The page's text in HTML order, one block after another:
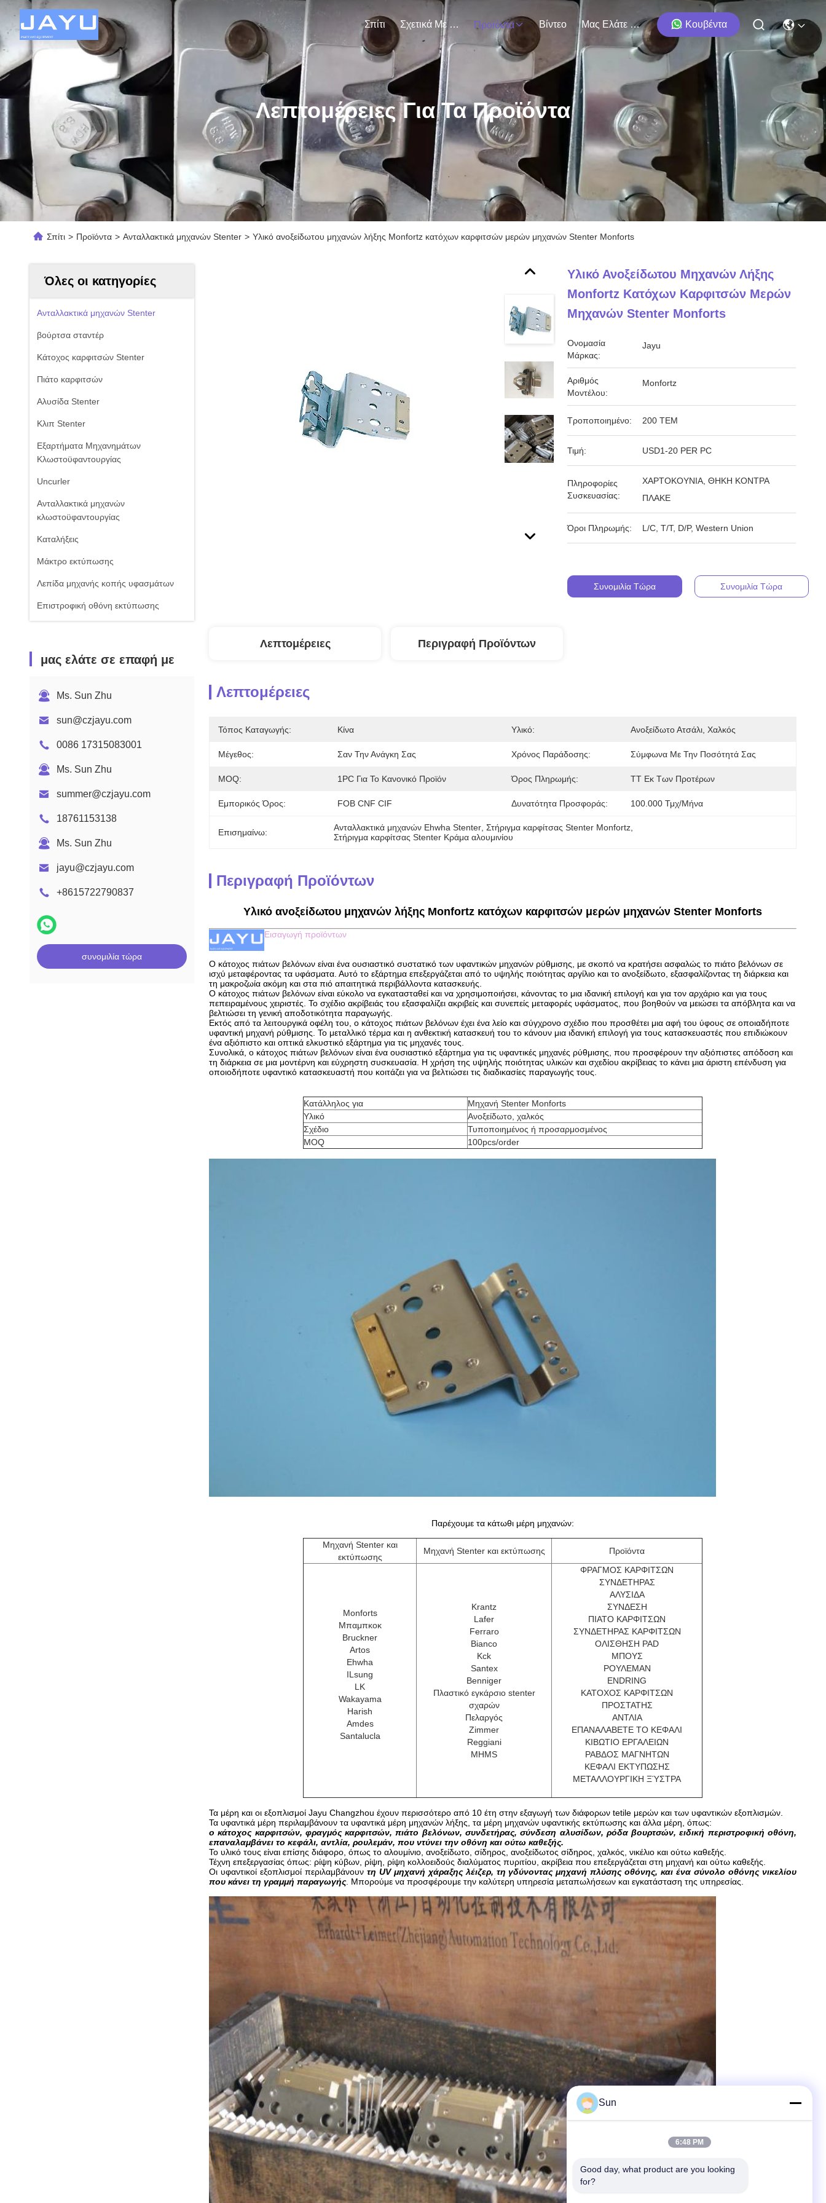
Σπίτι Σχετικά Με Εμάς Προϊόντα Βίντεο Μας Ελάτε Σε Επαφή Με Κουβέντα
Λεπτομέρειες Για Τα Προϊόντα
Σπίτι > Προϊόντα > Ανταλλακτικά μηχανών Stenter > Υλικό ανοξείδωτου μηχανών λήξης Monfortz κατόχων καρφιτσών μερών μηχανών Stenter Monforts
Όλες οι κατηγορίες
Ανταλλακτικά μηχανών Stenter
βούρτσα σταντέρ
Κάτοχος καρφιτσών Stenter
Πιάτο καρφιτσών
Αλυσίδα Stenter
Κλιπ Stenter
Εξαρτήματα Μηχανημάτων
Κλωστοϋφαντουργίας
Uncurler
Ανταλλακτικά μηχανών
κλωστοϋφαντουργίας
Καταλήξεις
Μάκτρο εκτύπωσης
Λεπίδα μηχανής κοπής υφασμάτων
Επιστροφική οθόνη εκτύπωσης
μας ελάτε σε επαφή με
Ms. Sun Zhu
sun@czjayu.com
0086 17315083001
Ms. Sun Zhu
summer@czjayu.com
18761153138
Ms. Sun Zhu
jayu@czjayu.com
+8615722790837
συνομιλία τώρα
Υλικό Ανοξείδωτου Μηχανών Λήξης
Monfortz Κατόχων Καρφιτσών Μερών
Μηχανών Stenter Monforts
Ονομασία
Μάρκας:
Jayu
Αριθμός
Μοντέλου:
Monfortz
Τροποποιημένο: 200 ΤΕΜ
Τιμή: USD1-20 PER PC
Πληροφορίες
Συσκευασίας:
ΧΑΡΤΟΚΟΥΝΙΑ, ΘΗΚΗ ΚΟΝΤΡΑ
ΠΛΑΚΕ
Όροι Πληρωμής: L/C, T/T, D/P, Western Union
Συνομιλία Τώρα Συνομιλία Τώρα
Λεπτομέρειες Περιγραφή Προϊόντων
Λεπτομέρειες
Τόπος Καταγωγής: Κίνα Υλικό: Ανοξείδωτο Ατσάλι, Χαλκός
Μέγεθος: Σαν Την Ανάγκη Σας Χρόνος Παράδοσης: Σύμφωνα Με Την Ποσότητά Σας
MOQ: 1PC Για Το Κανονικό Προϊόν Όρος Πληρωμής: TT Εκ Των Προτέρων
Εμπορικός Όρος: FOB CNF CIF Δυνατότητα Προσφοράς: 100.000 Τμχ/μήνα
Επισημαίνω: Ανταλλακτικά μηχανών Ehwha Stenter , Στήριγμα καρφίτσας Stenter Monfortz
Στήριγμα καρφίτσας Stenter Κράμα αλουμινίου
Περιγραφή Προϊόντων
Υλικό ανοξείδωτου μηχανών λήξης Monfortz κατόχων καρφιτσών μερών μηχανών Stenter Monforts
Εισαγωγή προϊόντων
Ο κάτοχος πιάτων βελόνων είναι ένα ουσιαστικό συστατικό των υφαντικών μηχανών ρύθμισης, με σκοπό να κρατήσει ασφαλώς το πιάτο βελόνων σε
ισχύ μεταφέροντας τα υφάσματα. Αυτό το εξάρτημα επεξεργάζεται από το υψηλής ποιότητας αργίλιο και το ανοξείδωτο, εξασφαλίζοντας τη διάρκεια και
τη μακροζωία ακόμη και στα πιό απαιτητικά περιβάλλοντα κατασκευής.
Ο κάτοχος πιάτων βελόνων είναι εύκολο να εγκατασταθεί και να χρησιμοποιήσει, κάνοντας το μια ιδανική επιλογή και για τον αρχάριο και για τους
πεπειραμένους χειριστές. Το σχέδιο ακρίβειάς του εξασφαλίζει ακριβείς και συνεπείς μεταφορές υφάσματος, που βοηθούν να μειώσει τα απόβλητα και να
βελτιώσει τη γενική αποδοτικότητα παραγωγής.
Εκτός από τα λειτουργικά οφέλη του, ο κάτοχος πιάτων βελόνων έχει ένα λείο και σύγχρονο σχέδιο που προσθέτει μια αφή του ύφους σε οποιαδήποτε
υφαντική μηχανή ρύθμισης. Το μεταλλικό τέρμα και η ανθεκτική κατασκευή του το κάνουν μια ιδανική επιλογή για τους κατασκευαστές που επιδιώκουν
ένα αξιόπιστο και οπτικά ελκυστικό εξάρτημα για τις μηχανές τους.
Συνολικά, ο κάτοχος πιάτων βελόνων είναι ένα ουσιαστικό εξάρτημα για τις υφαντικές μηχανές ρύθμισης, που προσφέρουν την αξιόπιστες απόδοση και
τη διάρκεια σε μια μοντέρνη και εύχρηστη συσκευασία. Η χρήση της υψηλής ποιότητας υλικών και σχεδίου ακρίβειας το κάνει μια άριστη επένδυση για
οποιοδήποτε υφαντικό κατασκευαστή που κοιτάζει για να βελτιώσει τις διαδικασίες παραγωγής τους.
Κατάλληλος για
Μηχανή Stenter Monforts
Υλικό
Ανοξείδωτο, χαλκός
Σχέδιο
Τυποποιημένος ή προσαρμοσμένος
MOQ
100pcs/order
Παρέχουμε τα κάτωθι μέρη μηχανών:
Μηχανή Stenter και
εκτύπωσης
Μηχανή Stenter και εκτύπωσης Προϊόντα
Monforts
Μπαμπκοκ
Bruckner
Artos
Ehwha
ILsung
LK
Wakayama
Harish
Amdes
Santalucla
Krantz
Lafer
Ferraro
Bianco
Kck
Santex
Benniger
Πλαστικό εγκάρσιο stenter
σχαρών
Πελαργός
Zimmer
Reggiani
MHMS
ΦΡΑΓΜΟΣ ΚΑΡΦΙΤΣΩΝ
ΣΥΝΔΕΤΗΡΑΣ
ΑΛΥΣΙΔΑ
ΣΥΝΔΕΣΗ
ΠΙΑΤΟ ΚΑΡΦΙΤΣΩΝ
ΣΥΝΔΕΤΗΡΑΣ ΚΑΡΦΙΤΣΩΝ
ΟΛΙΣΘΗΣΗ PAD
ΜΠΟΥΣ
ΡΟΥΛΕΜΑΝ
ENDRING
ΚΑΤΟΧΟΣ ΚΑΡΦΙΤΣΩΝ
ΠΡΟΣΤΑΤΗΣ
ΑΝΤΛΙΑ
ΕΠΑΝΑΛΑΒΕΤΕ ΤΟ ΚΕΦΑΛΙ
ΚΙΒΩΤΙΟ ΕΡΓΑΛΕΙΩΝ
ΡΑΒΔΟΣ ΜΑΓΝΗΤΩΝ
ΚΕΦΑΛΙ ΕΚΤΥΠΩΣΗΣ
ΜΕΤΑΛΛΟΥΡΓΙΚΗ ΞΎΣΤΡΑ
Τα μέρη και οι εξοπλισμοί Jayu Changzhou έχουν περισσότερο από 10 έτη στην εξαγωγή των διάφορων tetile μερών και των υφαντικών εξοπλισμών.
Τα υφαντικά μέρη περιλαμβάνουν τα υφαντικά μέρη μηχανών λήξης, τα μέρη μηχανών υφαντικής εκτύπωσης και άλλα μέρη, όπως:
ο κάτοχος καρφιτσών, φραγμός καρφιτσών, πιάτο βελόνων, συνδετήρας, σύνδεση αλυσίδων, ρόδα βουρτσών, ειδική περιστροφική οθόνη,
επαναλαμβάνει το κεφάλι, αντλία, ρουλεμάν, που ντύνει την οθόνη και ούτω καθεξής.
Το υλικό τους είναι επίσης διάφορο, όπως το αλουμίνιο, ανοξείδωτο, σίδηρος, ανοξείδωτος σίδηρος, χαλκός, νικέλιο και ούτω καθεξής.
Τέχνη επεξεργασίας όπως: ρίψη κύβων, ρίψη, ρίψη κολλοειδούς διαλύματος πυριτίου, ακρίβεια που επεξεργάζεται στη μηχανή και ούτω καθεξής.
Οι υφαντικοί εξοπλισμοί περιλαμβάνουν τη UV μηχανή χάραξης λέιζερ, τη γδύνοντας μηχανή πλύσης οθόνης, και ένα σύνολο οθόνης νικελίου
που κάνει τη γραμμή παραγωγής. Μπορούμε να προσφέρουμε την καλύτερη υπηρεσία μεταπωλήσεων και εγκατάσταση της υπηρεσίας.
Sun
6:48 PM
Good day, what product are you looking
for?